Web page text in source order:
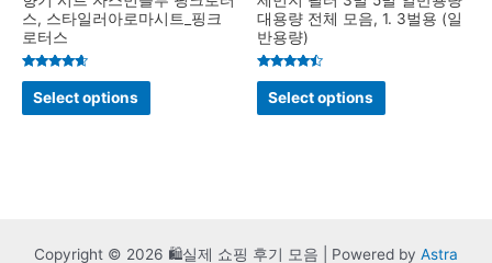
스, 스타일러아로마시트_핑크
로터스
Rated
4.4
out of 5
Select options
대용량 전체 모음, 1. 3벌용 (일
반용량)
Rated
4.3
out of 5
Select options
Copyright © 2026 🛍️실제 쇼핑 후기 모음 | Powered by Astra